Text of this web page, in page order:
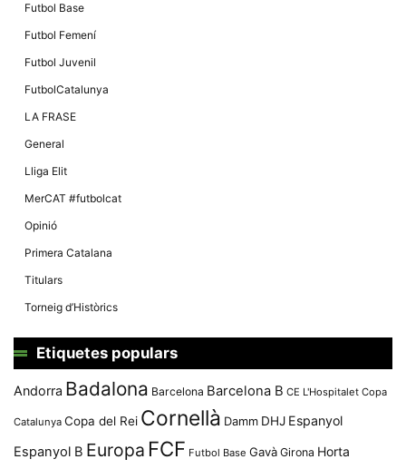
Futbol Base
Futbol Femení
Futbol Juvenil
FutbolCatalunya
LA FRASE
General
Lliga Elit
MerCAT #futbolcat
Opinió
Primera Catalana
Titulars
Torneig d’Històrics
Etiquetes populars
Andorra Badalona Barcelona Barcelona B CE L'Hospitalet Copa
Catalunya Copa del Rei Cornellà Damm DHJ Espanyol
Espanyol B Europa FCF Futbol Base Gavà Girona Horta